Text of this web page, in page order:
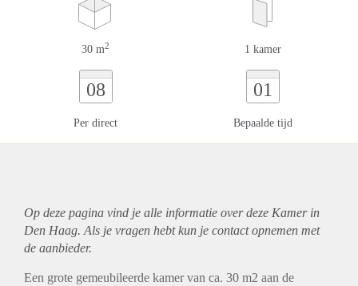
30 m2 1 kamer
08
Per direct
01
Bepaalde tijd
Op deze pagina vind je alle informatie over deze Kamer in
Den Haag. Als je vragen hebt kun je contact opnemen met
de aanbieder.
Een grote gemeubileerde kamer van ca. 30 m2 aan de